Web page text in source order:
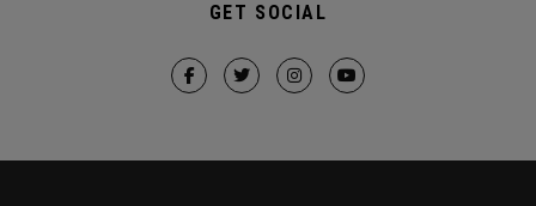
GET SOCIAL